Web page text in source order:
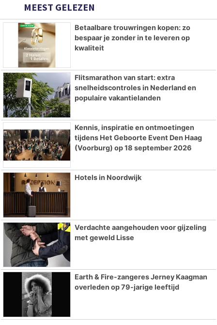
MEEST GELEZEN
Betaalbare trouwringen kopen: zo
bespaar je zonder in te leveren op
kwaliteit
Flitsmarathon van start: extra
snelheidscontroles in Nederland en
populaire vakantielanden
Kennis, inspiratie en ontmoetingen
tijdens Het Geboorte Event Den Haag
(Voorburg) op 18 september 2026
Hotels in Noordwijk
Verdachte aangehouden voor gijzeling
met geweld Lisse
Earth & Fire-zangeres Jerney Kaagman
overleden op 79-jarige leeftijd